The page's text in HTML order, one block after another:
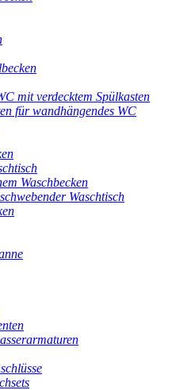
mit verdecktem Spülkasten
für wandhängendes WC
Waschbecken
Waschtisch